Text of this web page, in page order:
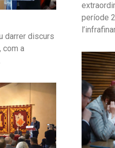
període
darrer discurs
com a